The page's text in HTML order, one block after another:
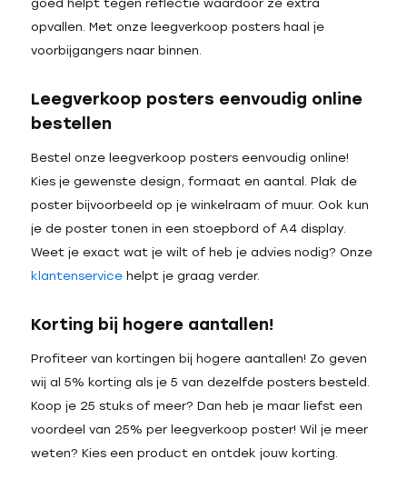
goed helpt tegen reflectie waardoor ze extra
opvallen. Met onze leegverkoop posters haal je
voorbijgangers naar binnen.
Leegverkoop posters eenvoudig online
bestellen
Bestel onze leegverkoop posters eenvoudig online!
Kies je gewenste design, formaat en aantal. Plak de
poster bijvoorbeeld op je winkelraam of muur. Ook kun
je de poster tonen in een stoepbord of A4 display.
Weet je exact wat je wilt of heb je advies nodig? Onze
klantenservicehelpt je graag verder.
Korting bij hogere aantallen!
Profiteer van kortingen bij hogere aantallen! Zo geven
wij al 5% korting als je 5 van dezelfde posters besteld.
Koop je 25 stuks of meer? Dan heb je maar liefst een
voordeel van 25% per leegverkoop poster! Wil je meer
weten? Kies een product en ontdek jouw korting.